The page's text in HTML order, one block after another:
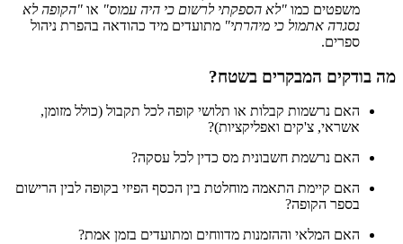
משפטים כמו "לא הספקתי לרשום כי היה עמוס" או "הקופה לא
נסגרה אתמול כי מיהרתי" מתועדים מיד כהודאה בהפרת ניהול
ספרים.
מה בודקים המבקרים בשטח?
האם נרשמות קבלות או תלושי קופה לכל תקבול (כולל מזומן,
אשראי, צ'קים ואפליקציות)?
האם נרשמת חשבונית מס כדין לכל עסקה?
האם קיימת התאמה מוחלטת בין הכסף הפיזי בקופה לבין הרישום
בספר הקופה?
האם המלאי וההזמנות מדווחים ומתועדים בזמן אמת?